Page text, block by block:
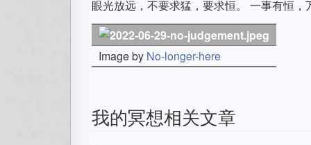
眼光放远，不要求猛，要求恒。 一事有恒，
Image by No-longer-here
我的冥想相关文章